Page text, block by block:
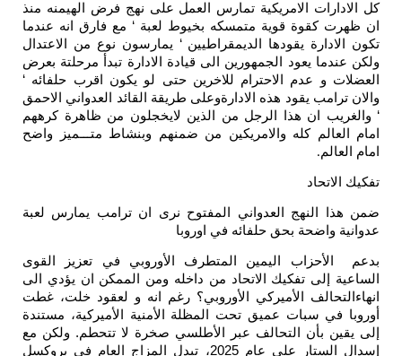
كل الادارات الامريكية تمارس العمل على نهج فرض الهيمنه منذ
ان ظهرت كقوة قوية متمسكه بخيوط لعبة ‘ مع فارق انه عندما
تكون الادارة يقودها الديمقراطيين ‘ يمارسون نوع من الاعتدال
ولكن عندما يعود الجمهورين الى قيادة الادارة تبدأ مرحلتة بعرض
العضلات و عدم الاحترام للاخرين حتى لو يكون اقرب حلفائه ‘
والان ترامب يقود هذه الادارةوعلى طريقة القائد العدواني الاحمق
‘ والغريب ان هذا الرجل من الذين لايخجلون من ظاهرة كرههم
امام العالم كله والامريكين من ضمنهم وبنشاط متـــميز واضح
امام العالم .
تفكيك الاتحاد
ضمن هذا النهج العدواني المفتوح نرى ان ترامب يمارس لعبة
عدوانية واضحة بحق حلفائه في اوروبا
بدعم الأحزاب اليمين المتطرف الأوروبي في تعزيز القوى
الساعية إلى تفكيك الاتحاد من داخله ومن الممكن ان يؤدي الى
انهاءالتحالف الأميركي الأوروبي؟ رغم انه و لعقود خلت، غطت
أوروبا في سبات عميق تحت المظلة الأمنية الأميركية، مستندة
إلى يقين بأن التحالف عبر الأطلسي صخرة لا تتحطم. ولكن مع
إسدال الستار على عام 2025، تبدل المزاج العام في بروكسل